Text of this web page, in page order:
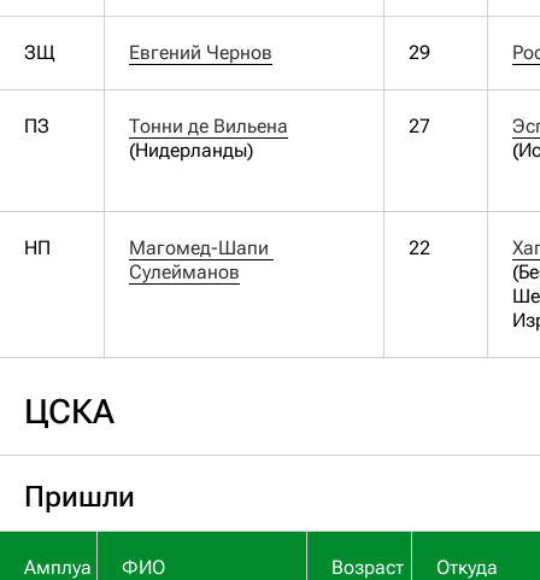
ЗЩ Евгений Чернов 29
ПЗ
Тонни де Вильена
(Нидерланды)
27
НП
Магомед-Шапи
Сулейманов
22
ЦСКА
Пришли
Амплуа ФИО Возраст Откуда